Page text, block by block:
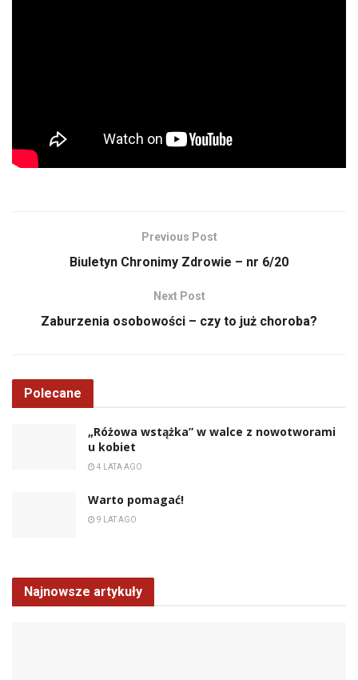
Previous Post
Biuletyn Chronimy Zdrowie – nr 6/20
Next Post
Zaburzenia osobowości – czy to już choroba?
Polecane
„Różowa wstążka” w walce z nowotworami
u kobiet
4 LATA AGO
Warto pomagać!
9 LAT AGO
Najnowsze artykuły